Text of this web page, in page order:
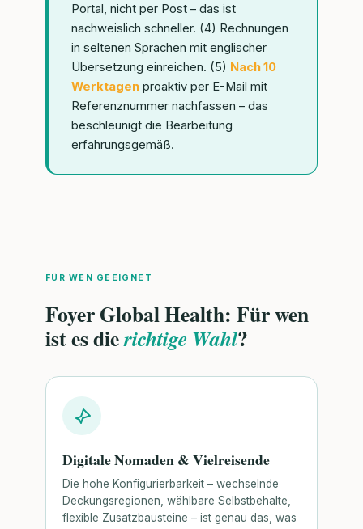
Portal, nicht per Post – das ist
nachweislich schneller. (4) Rechnungen
in seltenen Sprachen mit englischer
Übersetzung einreichen. (5) Nach 10
Werktagen proaktiv per E-Mail mit
Referenznummer nachfassen – das
beschleunigt die Bearbeitung
erfahrungsgemäß.
FÜR WEN GEEIGNET
Foyer Global Health: Für wen
ist es dierichtige Wahl?
Digitale Nomaden & Vielreisende
Die hohe Konfigurierbarkeit – wechselnde
Deckungsregionen, wählbare Selbstbehalte,
flexible Zusatzbausteine – ist genau das, was